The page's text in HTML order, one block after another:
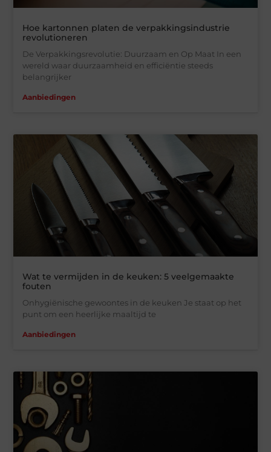
Hoe kartonnen platen de verpakkingsindustrie
revolutioneren
De Verpakkingsrevolutie: Duurzaam en Op Maat In een
wereld waar duurzaamheid en efficiëntie steeds
belangrijker
Aanbiedingen
Wat te vermijden in de keuken: 5 veelgemaakte
fouten
Onhygiënische gewoontes in de keuken Je staat op het
punt om een heerlijke maaltijd te
Aanbiedingen